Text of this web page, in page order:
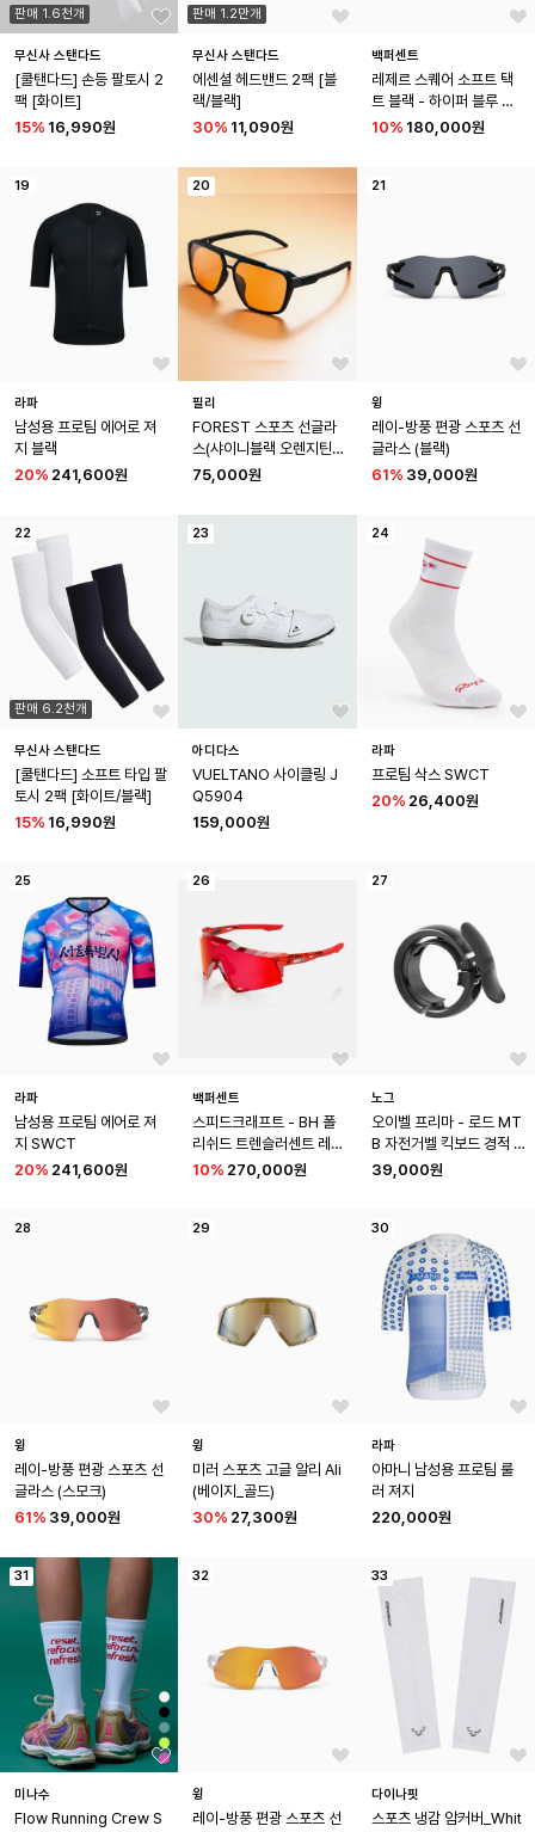
판매 1.6천개
무신사 스탠다드
[쿨탠다드] 손등 팔토시 2
팩 [화이트]
15% 16,990원
판매 1.2만개
무신사 스탠다드
에센셜 헤드밴드 2팩 [블
랙/블랙]
30% 11,090원
백퍼센트
레제르 스퀘어 소프트 택
트 블랙 - 하이퍼 블루 미
러
10% 180,000원
19
라파
남성용 프로팀 에어로 져
지 블랙
20% 241,600원
20
필리
FOREST 스포츠 선글라
스(샤이니블랙 오렌지틴
트)
75,000원
21
윙
레이-방풍 편광 스포츠 선
글라스 (블랙)
61% 39,000원
22
판매 6.2천개
무신사 스탠다드
[쿨탠다드] 소프트 타입 팔
토시 2팩 [화이트/블랙]
15% 16,990원
23
아디다스
VUELTANO 사이클링 J
Q5904
159,000원
24
라파
프로팀 삭스 SWCT
20% 26,400원
25
라파
남성용 프로팀 에어로 져
지 SWCT
20% 241,600원
26
백퍼센트
스피드크래프트 - BH 폴
리쉬드 트렌슬러센트 레
드 - 하이퍼 레드 미러 렌
10% 270,000원
27
노그
오이벨 프리마 - 로드 MT
B 자전거벨 킥보드 경적
야간 라이딩
39,000원
28
윙
레이-방풍 편광 스포츠 선
글라스 (스모크)
61% 39,000원
29
윙
미러 스포츠 고글 알리 Ali
(베이지_골드)
30% 27,300원
30
라파
아마니 남성용 프로팀 룰
러 져지
220,000원
31
미나수
Flow Running Crew S
32
윙
레이-방풍 편광 스포츠 선
33
다이나핏
스포츠 냉감 암커버_Whit